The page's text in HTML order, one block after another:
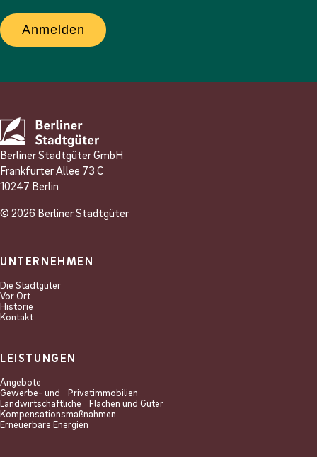
Anmelden
Berliner Stadtgüter GmbH
Frankfurter Allee 73 C
10247 Berlin
© 2026 Berliner Stadtgüter
UNTERNEHMEN
Die Stadtgüter
Vor Ort
Historie
Kontakt
LEISTUNGEN
Angebote
Gewerbe- und Privat­immobilien
Landwirtschaftliche Flächen und Güter
Kompensations­maßnahmen
Erneuerbare Energien